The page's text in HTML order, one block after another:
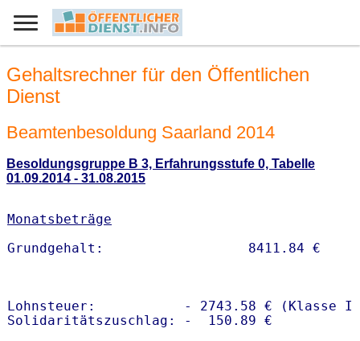
Gehaltsrechner für den Öffentlichen
Dienst
Beamtenbesoldung Saarland 2014
Besoldungsgruppe B 3, Erfahrungsstufe 0, Tabelle
01.09.2014 - 31.08.2015
Monatsbeträge
Lohnsteuer:           - 2743.58 € (Klasse I)
Solidaritätszuschlag: -  150.89 €